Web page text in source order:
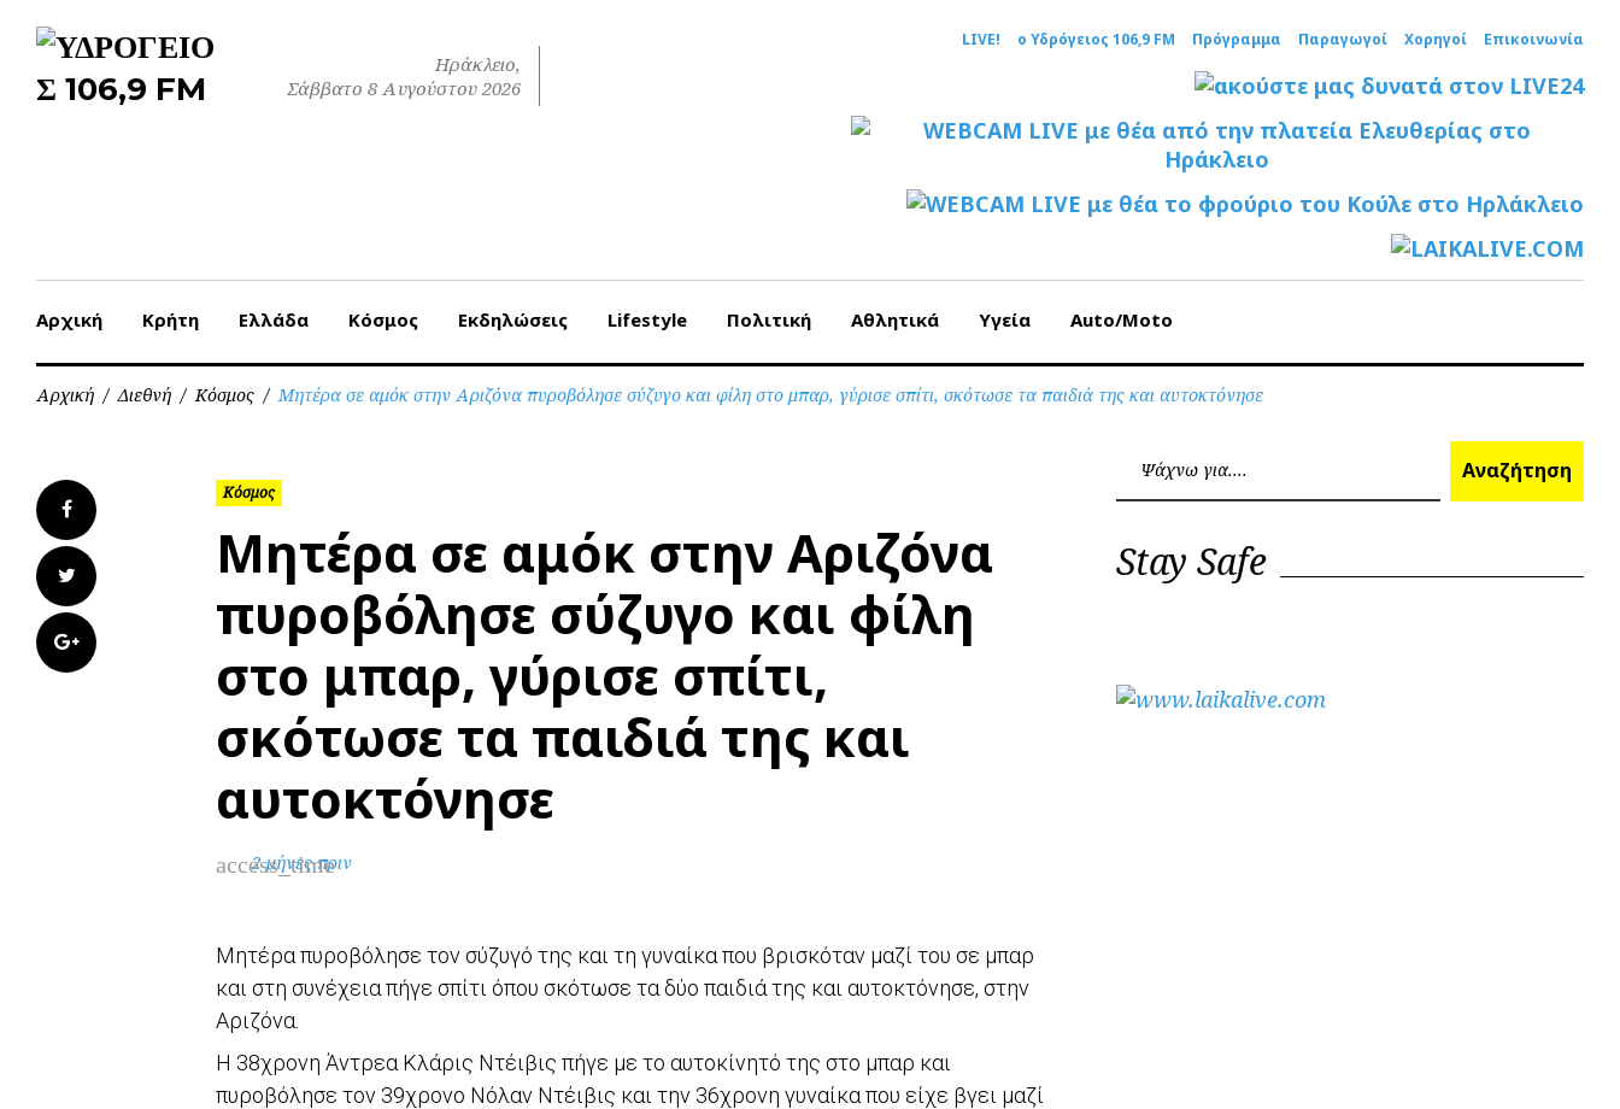
Ηράκλειο,
Σάββατο 8 Αυγούστου 2026
LIVE! ο Υδρόγειος 106,9 FM Πρόγραμμα Παραγωγοί Χορηγοί Επικοινωνία
Αρχική Κρήτη Ελλάδα Κόσμος Εκδηλώσεις Lifestyle Πολιτική Αθλητικά Υγεία Auto/Moto
Αρχική / Διεθνή / Κόσμος / Μητέρα σε αμόκ στην Αριζόνα πυροβόλησε σύζυγο και φίλη στο μπαρ, γύρισε σπίτι, σκότωσε τα παιδιά της και αυτοκτόνησε
Facebook
Twitter
Google+
Κόσμος
Μητέρα σε αμόκ στην Αριζόνα
πυροβόλησε σύζυγο και φίλη
στο μπαρ, γύρισε σπίτι,
σκότωσε τα παιδιά της και
αυτοκτόνησε
access_time
2 μήνες πριν
Μητέρα πυροβόλησε τον σύζυγό της και τη γυναίκα που βρισκόταν μαζί του σε μπαρ
και στη συνέχεια πήγε σπίτι όπου σκότωσε τα δύο παιδιά της και αυτοκτόνησε, στην
Αριζόνα.
Η 38χρονη Άντρεα Κλάρις Ντέιβις πήγε με το αυτοκίνητό της στο μπαρ και
πυροβόλησε τον 39χρονο Νόλαν Ντέιβις και την 36χρονη γυναίκα που είχε βγει μαζί
Αναζήτηση
Stay Safe